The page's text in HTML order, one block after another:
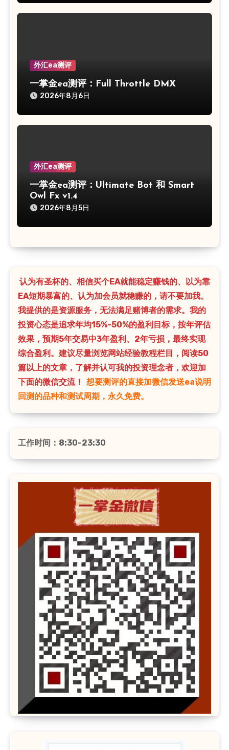
外汇ea测评
一掌金ea测评：Full Throttle DMX
2026年8月6日
外汇ea测评
一掌金ea测评：Ultimate Bot 和 Smart
Owl Fx v1.4
2026年8月5日
认为有圣杯的、相信买个EA就能稳定赚钱的、以为靠
EA短期暴富的、认为加会员就稳赚的，请不要加我。
我提供的是资源服务，无法满足赌博者的需求。我的
投资心态是追求年均15%-50%的盈利目标，按年评估
效果，预期5年交易中3年盈利、2年亏损，最终实现
综合盈利。建议尽量浏览网站经验教程栏目，阅读50
篇以上的文章，了解并认可我的投资理念者，欢迎加
下面的微信交流！
想要测评的直接加微信发送ea说明
回测的品种和测试周期，永久免费。
工作时间：8:30-23:30